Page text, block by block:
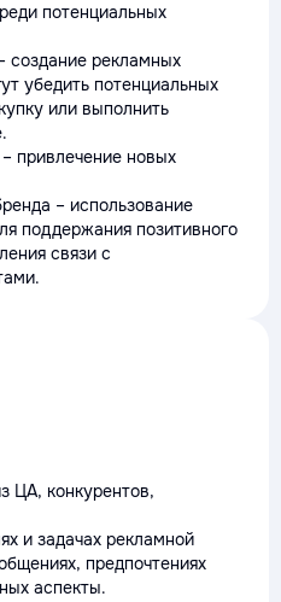
потенциальных
создание рекламных
убедить потенциальных
или выполнить
привлечение новых
– использование
поддержания позитивного
связи с
ЦА, конкурентов,
и задачах рекламной
предпочтениях
аспекты.